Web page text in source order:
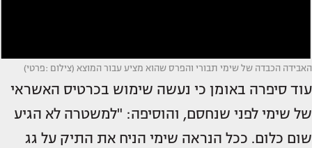
האבידה הכבדה של שימי תבורי והפרס שהוא מציע עבור המוצא (צילום :פרטי)
עוד סיפרה באומן כי נעשה שימוש בכרטיס האשראי
של שימי לפני שנחסם, והוסיפה: "למשטרה לא הגיע
שום כלום. ככל הנראה שימי הניח את התיק על גג